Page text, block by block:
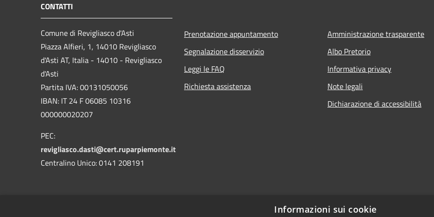
CONTATTI
Comune di Revigliasco d'Asti
Piazza Alfieri, 1, 14010 Revigliasco
d'Asti AT, Italia - 14010 - Revigliasco
d'Asti
Partita IVA: 00131050056
IBAN: IT 24 F 06085 10316
000000020207
PEC:
revigliasco.dasti@cert.ruparpiemonte.it
Centralino Unico: 0141 208191
Prenotazione appuntamento
Segnalazione disservizio
Leggi le FAQ
Richiesta assistenza
Amministrazione trasparente
Albo Pretorio
Informativa privacy
Note legali
Dichiarazione di accessibilità
Informazioni sui cookie